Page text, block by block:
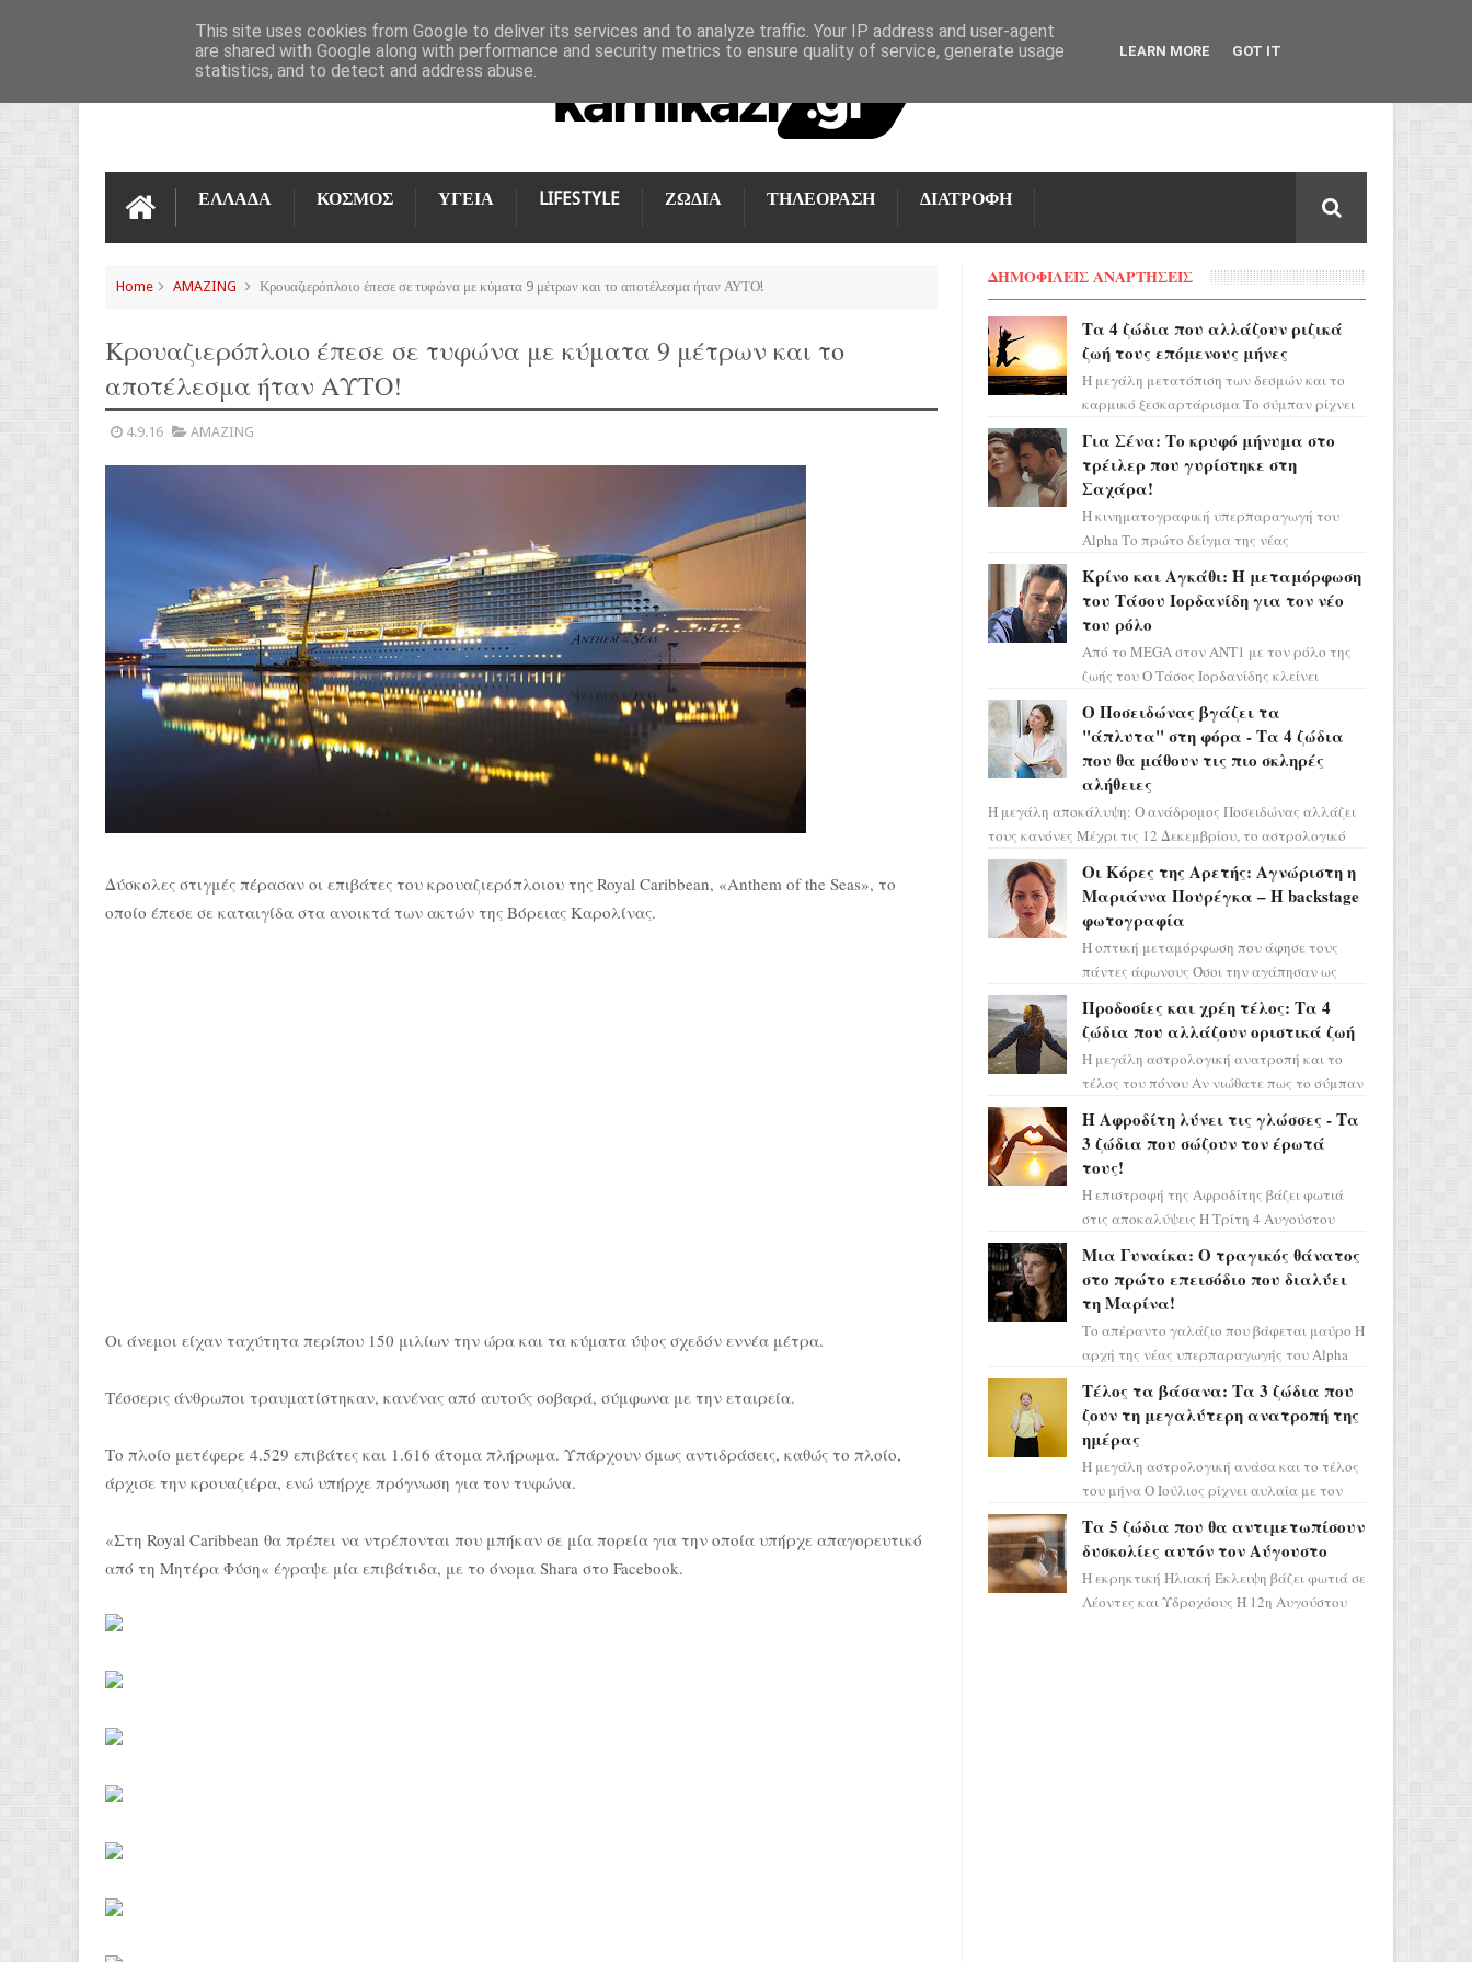
ΕΠΙΚΟΙΝΩΝΊΑ
ΕΛΛΑΔΑ ΚΟΣΜΟΣ ΥΓΕΙΑ LIFESTYLE ΖΩΔΙΑ ΤΗΛΕΟΡΑΣΗ ΔΙΑΤΡΟΦΗ
Home AMAZING Κρουαζιερόπλοιο έπεσε σε τυφώνα με κύματα 9 μέτρων και το αποτέλεσμα ήταν ΑΥΤΟ!
Κρουαζιερόπλοιο έπεσε σε τυφώνα με κύματα 9 μέτρων και το
αποτέλεσμα ήταν ΑΥΤΟ!
4.9.16 AMAZING
Δύσκολες στιγμές πέρασαν οι επιβάτες του κρουαζιερόπλοιου της Royal Caribbean, «Anthem of the Seas», το
οποίο έπεσε σε καταιγίδα στα ανοικτά των ακτών της Βόρειας Καρολίνας.
Οι άνεμοι είχαν ταχύτητα περίπου 150 μιλίων την ώρα και τα κύματα ύψος σχεδόν εννέα μέτρα.
Τέσσερις άνθρωποι τραυματίστηκαν, κανένας από αυτούς σοβαρά, σύμφωνα με την εταιρεία.
Το πλοίο μετέφερε 4.529 επιβάτες και 1.616 άτομα πλήρωμα. Υπάρχουν όμως αντιδράσεις, καθώς το πλοίο,
άρχισε την κρουαζιέρα, ενώ υπήρχε πρόγνωση για τον τυφώνα.
«Στη Royal Caribbean θα πρέπει να ντρέπονται που μπήκαν σε μία πορεία για την οποία υπήρχε απαγορευτικό
από τη Μητέρα Φύση« έγραψε μία επιβάτιδα, με το όνομα Shara στο Facebook.
ΔΗΜΟΦΙΛΕΙΣ ΑΝΑΡΤΗΣΕΙΣ
Τα 4 ζώδια που αλλάζουν ριζικά
ζωή τους επόμενους μήνες
Η μεγάλη μετατόπιση των δεσμών και το
καρμικό ξεσκαρτάρισμα Το σύμπαν ρίχνει
προειδοποιεί: οι σελην...
Για Σένα: Το κρυφό μήνυμα στο
τρέιλερ που γυρίστηκε στη
Σαχάρα!
Η κινηματογραφική υπερπαραγωγή του
Alpha Το πρώτο δείγμα της νέας
η αισθητική του ξεπερνά κάθε π...
Κρίνο και Αγκάθι: Η μεταμόρφωση
του Τάσου Ιορδανίδη για τον νέο
του ρόλο
Από το MEGA στον ΑΝΤ1 με τον ρόλο της
ζωής του Ο Τάσος Ιορδανίδης κλείνει
επιτυχίας «Μια Νύχτα Μόνο» ...
Ο Ποσειδώνας βγάζει τα
"άπλυτα" στη φόρα - Τα 4 ζώδια
που θα μάθουν τις πιο σκληρές
αλήθειες
Η μεγάλη αποκάλυψη: Ο ανάδρομος Ποσειδώνας αλλάζει
τους κανόνες Μέχρι τις 12 Δεκεμβρίου, το αστρολογικό
σκηνικό θυμίζει ταινία μυστηρίου ...
Οι Κόρες της Αρετής: Αγνώριστη η
Μαριάννα Πουρέγκα – H backstage
φωτογραφία
Η οπτική μεταμόρφωση που άφησε τους
πάντες άφωνους Όσοι την αγάπησαν ως
πρέπει τώρα να προετοιμαστο...
Προδοσίες και χρέη τέλος: Τα 4
ζώδια που αλλάζουν οριστικά ζωή
Η μεγάλη αστρολογική ανατροπή και το
τέλος του πόνου Αν νιώθατε πως το σύμπαν
πάρετε μια βαθιά α...
Η Αφροδίτη λύνει τις γλώσσες - Τα
3 ζώδια που σώζουν τον έρωτά
τους!
Η επιστροφή της Αφροδίτης βάζει φωτιά
στις αποκαλύψεις Η Τρίτη 4 Αυγούστου
ορόσημο, καθώς η Αφροδίτη πρ...
Μια Γυναίκα: Ο τραγικός θάνατος
στο πρώτο επεισόδιο που διαλύει
τη Μαρίνα!
Το απέραντο γαλάζιο που βάφεται μαύρο Η
αρχή της νέας υπερπαραγωγής του Alpha
πλημμυρισμένο από...
Τέλος τα βάσανα: Τα 3 ζώδια που
ζουν τη μεγαλύτερη ανατροπή της
ημέρας
Η μεγάλη αστρολογική ανάσα και το τέλος
του μήνα Ο Ιούλιος ρίχνει αυλαία με τον
περνάει στο ζώδιο τω...
Τα 5 ζώδια που θα αντιμετωπίσουν
δυσκολίες αυτόν τον Αύγουστο
Η εκρηκτική Ηλιακή Έκλειψη βάζει φωτιά σε
Λέοντες και Υδροχόους Η 12η Αυγούστου
This site uses cookies from Google to deliver its services and to analyze traffic. Your IP address and user-agent
are shared with Google along with performance and security metrics to ensure quality of service, generate usage
statistics, and to detect and address abuse.
LEARN MORE GOT IT